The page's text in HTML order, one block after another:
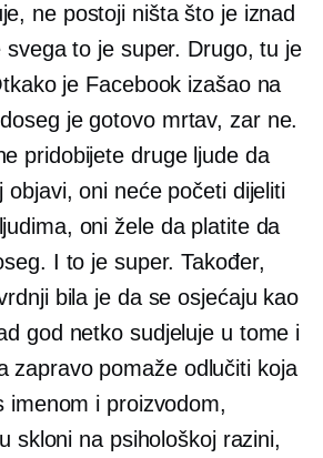
ne postoji ništa što je iznad
to je super. Drugo, tu je
je Facebook izašao na
je gotovo mrtav, zar ne.
pridobijete druge ljude da
objavi, oni neće početi dijeliti
oni žele da platite da
I to je super. Također,
bila je da se osjećaju kao
god netko sudjeluje u tome i
zapravo pomaže odlučiti koja
imenom i proizvodom,
skloni na psihološkoj razini,